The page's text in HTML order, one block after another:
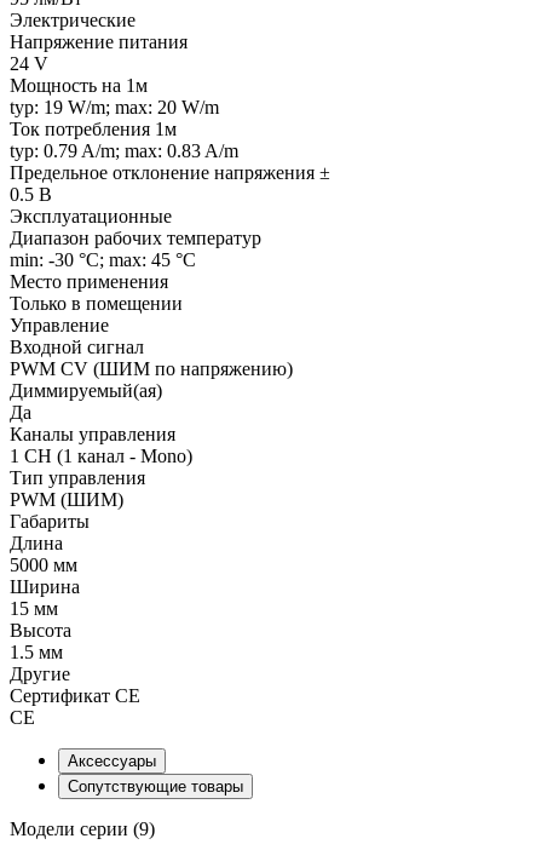
Электрические
Напряжение питания
24 V
Мощность на 1м
typ: 19 W/m; max: 20 W/m
Ток потребления 1м
typ: 0.79 A/m; max: 0.83 A/m
Предельное отклонение напряжения ±
0.5 В
Эксплуатационные
Диапазон рабочих температур
min: -30 °C; max: 45 °C
Место применения
Только в помещении
Управление
Входной сигнал
PWM СV (ШИМ по напряжению)
Диммируемый(ая)
Да
Каналы управления
1 CH (1 канал - Mono)
Тип управления
PWM (ШИМ)
Габариты
Длина
5000 мм
Ширина
15 мм
Высота
1.5 мм
Другие
Сертификат CE
CE
Аксессуары
Сопутствующие товары
Модели серии (9)